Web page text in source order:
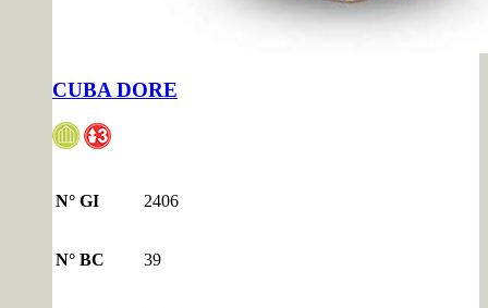
CUBA DORE
N° GI 2406
N° BC 39